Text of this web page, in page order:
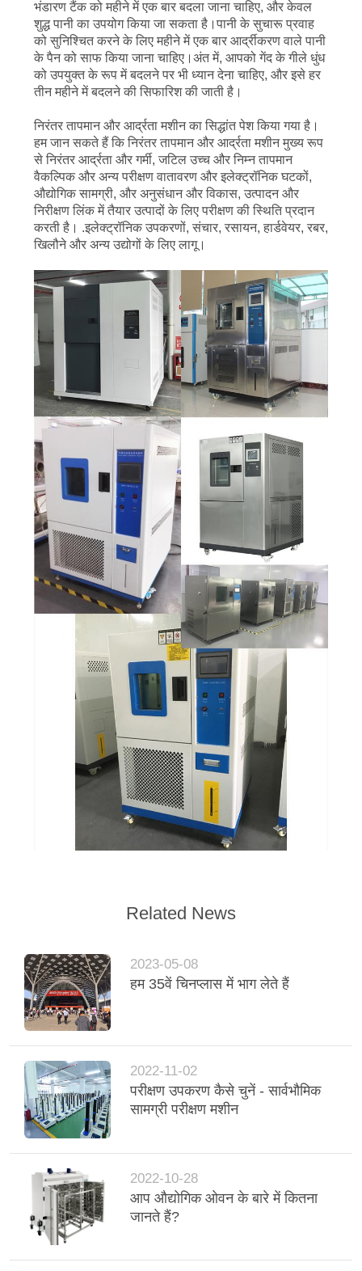
भंडारण टैंक को महीने में एक बार बदला जाना चाहिए, और केवल
शुद्ध पानी का उपयोग किया जा सकता है।पानी के सुचारू प्रवाह
को सुनिश्चित करने के लिए महीने में एक बार आर्द्रीकरण वाले पानी
के पैन को साफ किया जाना चाहिए।अंत में, आपको गेंद के गीले धुंध
को उपयुक्त के रूप में बदलने पर भी ध्यान देना चाहिए, और इसे हर
तीन महीने में बदलने की सिफारिश की जाती है।
निरंतर तापमान और आर्द्रता मशीन का सिद्धांत पेश किया गया है।
हम जान सकते हैं कि निरंतर तापमान और आर्द्रता मशीन मुख्य रूप
से निरंतर आर्द्रता और गर्मी, जटिल उच्च और निम्न तापमान
वैकल्पिक और अन्य परीक्षण वातावरण और इलेक्ट्रॉनिक घटकों,
औद्योगिक सामग्री, और अनुसंधान और विकास, उत्पादन और
निरीक्षण लिंक में तैयार उत्पादों के लिए परीक्षण की स्थिति प्रदान
करती है। .इलेक्ट्रॉनिक उपकरणों, संचार, रसायन, हार्डवेयर, रबर,
खिलौने और अन्य उद्योगों के लिए लागू।
Related News
2023-05-08
हम 35वें चिनप्लास में भाग लेते हैं
2022-11-02
परीक्षण उपकरण कैसे चुनें - सार्वभौमिक
सामग्री परीक्षण मशीन
2022-10-28
आप औद्योगिक ओवन के बारे में कितना
जानते हैं?